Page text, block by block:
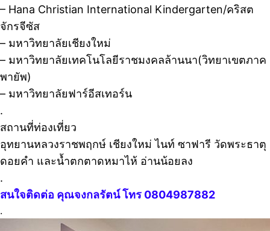
– Hana Christian International Kindergarten/คริสต
จักรจีซัส
– มหาวิทยาลัยเชียงใหม่
– มหาวิทยาลัยเทคโนโลยีราชมงคลล้านนา(วิทยาเขตภาค
พายัพ)
– มหาวิทยาลัยฟาร์อีสเทอร์น
.
สถานที่ท่องเที่ยว
อุทยานหลวงราชพฤกษ์ เชียงใหม่ ไนท์ ซาฟารี วัดพระธาตุ
ดอยคำ และน้ำตกตาดหมาไห้ อ่านน้อยลง
.
สนใจติดต่อ คุณจงกลรัตน์โทร 0804987882
.